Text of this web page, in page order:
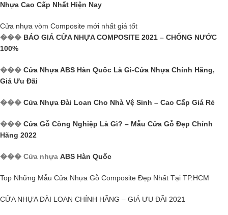
Nhựa Cao Cấp Nhất Hiện Nay
Cửa nhựa vòm Composite mới nhất giá tốt
��� BÁO GIÁ CỬA NHỰA COMPOSITE 2021 – CHỐNG NƯỚC
100%
��� Cửa Nhựa ABS Hàn Quốc Là Gì-Cửa Nhựa Chính Hãng,
Giá Ưu Đãi
��� Cửa Nhựa Đài Loan Cho Nhà Vệ Sinh – Cao Cấp Giá Rẻ
��� Cửa Gỗ Công Nghiệp Là Gì? – Mẫu Cửa Gỗ Đẹp Chính
Hãng 2022
��� Cửa nhựa ABS Hàn Quốc
Top Những Mẫu Cửa Nhựa Gỗ Composite Đẹp Nhất Tại TP.HCM
CỬA NHỰA ĐÀI LOAN CHÍNH HÃNG – GIÁ ƯU ĐÃI 2021